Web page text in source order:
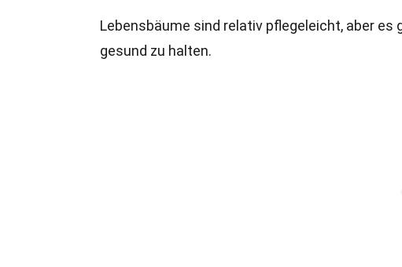
Lebensbäume sind relativ pflegeleicht, aber es
gesund zu halten.